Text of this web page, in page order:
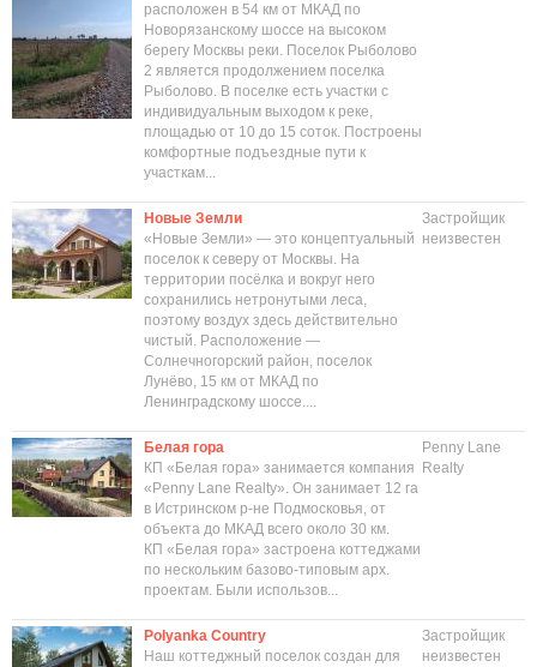
расположен в 54 км от МКАД по
Новорязанскому шоссе на высоком
берегу Москвы реки. Поселок Рыболово
2 является продолжением поселка
Рыболово. В поселке есть участки с
индивидуальным выходом к реке,
площадью от 10 до 15 соток. Построены
комфортные подъездные пути к
участкам...
Новые Земли
«Новые Земли» — это концептуальный
поселок к северу от Москвы. На
территории посёлка и вокруг него
сохранились нетронутыми леса,
поэтому воздух здесь действительно
чистый. Расположение —
Солнечногорский район, поселок
Лунёво, 15 км от МКАД по
Ленинградскому шоссе....
Застройщик
неизвестен
Белая гора
КП «Белая гора» занимается компания
«Penny Lane Realty». Он занимает 12 га
в Истринском р-не Подмосковья, от
объекта до МКАД всего около 30 км.
КП «Белая гора» застроена коттеджами
по нескольким базово-типовым арх.
проектам. Были использов...
Penny Lane
Realty
Polyanka Country
Наш коттеджный поселок создан для
Застройщик
неизвестен